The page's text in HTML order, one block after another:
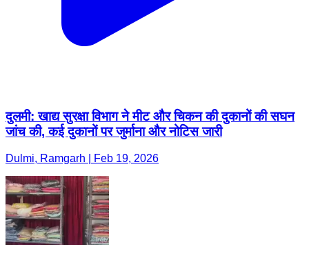
दुलमी: खाद्य सुरक्षा विभाग ने मीट और चिकन की दुकानों की सघन
जांच की, कई दुकानों पर जुर्माना और नोटिस जारी
Dulmi, Ramgarh | Feb 19, 2026